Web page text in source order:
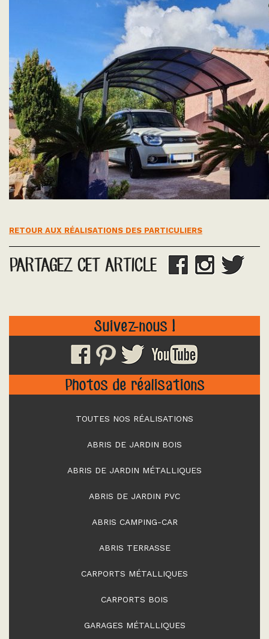
RETOUR AUX RÉALISATIONS DES PARTICULIERS
PARTAGEZ CET ARTICLE
Suivez-nous !
Photos de réalisations
TOUTES NOS RÉALISATIONS
ABRIS DE JARDIN BOIS
ABRIS DE JARDIN MÉTALLIQUES
ABRIS DE JARDIN PVC
ABRIS CAMPING-CAR
ABRIS TERRASSE
CARPORTS MÉTALLIQUES
CARPORTS BOIS
GARAGES MÉTALLIQUES